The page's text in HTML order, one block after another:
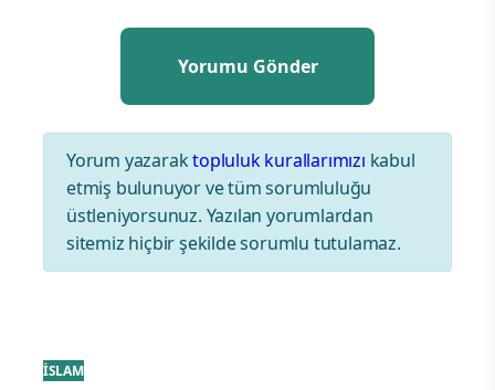
Yorum yazaraktopluluk kurallarımızı kabul
etmiş bulunuyor ve tüm sorumluluğu
üstleniyorsunuz. Yazılan yorumlardan
sitemiz hiçbir şekilde sorumlu tutulamaz.
İSLAM